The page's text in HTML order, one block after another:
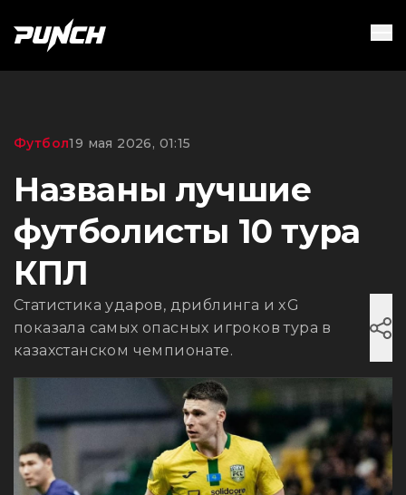
Футбол19 мая 2026, 01:15
Названы лучшие
футболисты 10 тура
КПЛ
Статистика ударов, дриблинга и xG
показала самых опасных игроков тура в
казахстанском чемпионате.